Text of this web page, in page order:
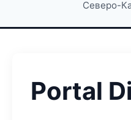
Северо-
Portal